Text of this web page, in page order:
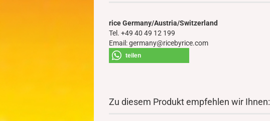
rice Germany/Austria/Switzerland
Tel. +49 40 49 12 199
Email: germany@ricebyrice.com
teilen
Zu diesem Produkt empfehlen wir Ihnen: